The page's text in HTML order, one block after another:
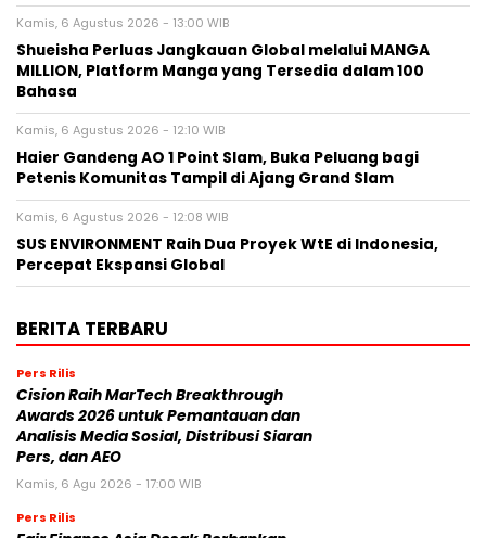
Kamis, 6 Agustus 2026 - 13:00 WIB
Shueisha Perluas Jangkauan Global melalui MANGA
MILLION, Platform Manga yang Tersedia dalam 100
Bahasa
Kamis, 6 Agustus 2026 - 12:10 WIB
Haier Gandeng AO 1 Point Slam, Buka Peluang bagi
Petenis Komunitas Tampil di Ajang Grand Slam
Kamis, 6 Agustus 2026 - 12:08 WIB
SUS ENVIRONMENT Raih Dua Proyek WtE di Indonesia,
Percepat Ekspansi Global
BERITA TERBARU
Pers Rilis
Cision Raih MarTech Breakthrough
Awards 2026 untuk Pemantauan dan
Analisis Media Sosial, Distribusi Siaran
Pers, dan AEO
Kamis, 6 Agu 2026 - 17:00 WIB
Pers Rilis